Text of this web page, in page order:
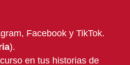
Facebook y TikTok.
).
en tus historias de